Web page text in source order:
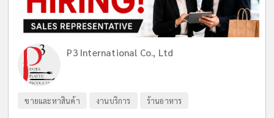
P3 International Co., Ltd
ขายและหาสินค้า งานบริการ ร้านอาหาร